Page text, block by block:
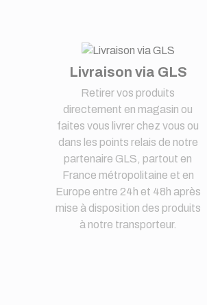
Livraison via GLS
Retirer vos produits
directement en magasin ou
faites vous livrer chez vous ou
dans les points relais de notre
partenaire GLS, partout en
France métropolitaine et en
Europe entre 24h et 48h après
mise à disposition des produits
à notre transporteur.